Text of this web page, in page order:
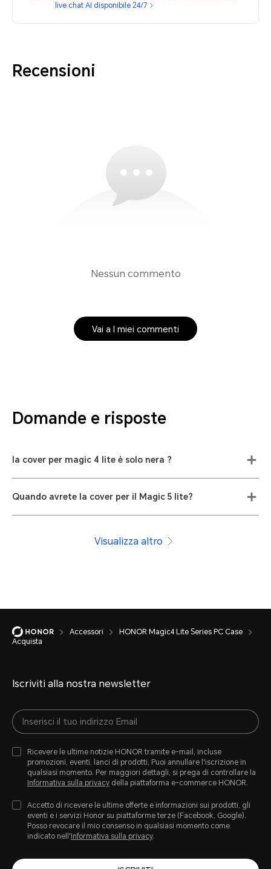
live chat AI disponibile 24/7
Recensioni
Nessun commento
Vai a I miei commenti
Domande e risposte
la cover per magic 4 lite è solo nera ?
Quando avrete la cover per il Magic 5 lite?
Visualizza altro
Accessori
HONOR Magic4 Lite Series PC Case
Acquista
Iscriviti alla nostra newsletter
Ricevere le ultime notizie HONOR tramite e-mail, incluse
promozioni, eventi, lanci di prodotti, Puoi annullare l'iscrizione in
qualsiasi momento. Per maggiori dettagli, si prega di controllare la
Informativa sulla privacy della piattaforma e-commerce HONOR.
Accetto di ricevere le ultime offerte e informazioni sui prodotti, gli
eventi e i servizi Honor su piattaforme terze (Facebook, Google).
Posso revocare il mio consenso in qualsiasi momento come
indicato nell' Informativa sulla privacy.